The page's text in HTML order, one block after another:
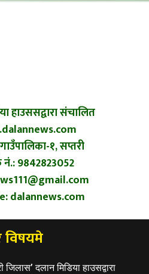
हाउससद्वारा संचालित
१, सप्तरी
नं.: 9842823052
dalannews.com
विषयमे
दलान मिडिया हाउसद्वारा